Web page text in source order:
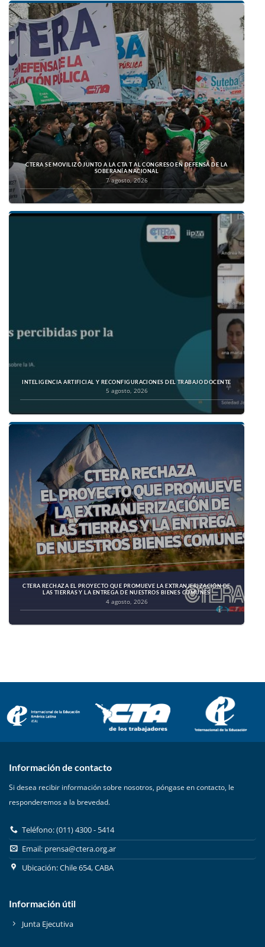
CTERA SE MOVILIZÓ JUNTO A LA CTA T AL CONGRESO EN DEFENSA DE LA
SOBERANÍA NACIONAL
7 agosto, 2026
INTELIGENCIA ARTIFICIAL Y RECONFIGURACIONES DEL TRABAJO DOCENTE
5 agosto, 2026
CTERA RECHAZA EL PROYECTO QUE PROMUEVE LA EXTRANJERIZACIÓN DE
LAS TIERRAS Y LA ENTREGA DE NUESTROS BIENES COMUNES
4 agosto, 2026
Información de contacto
Si desea recibir información sobre nosotros, póngase en contacto, le
responderemos a la brevedad.
Teléfono: (011) 4300 - 5414
Email: prensa@ctera.org.ar
Ubicación: Chile 654, CABA
Información útil
Junta Ejecutiva